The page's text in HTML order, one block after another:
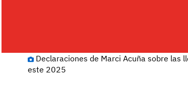
Declaraciones de Marci Acuña sobre las
este 2025